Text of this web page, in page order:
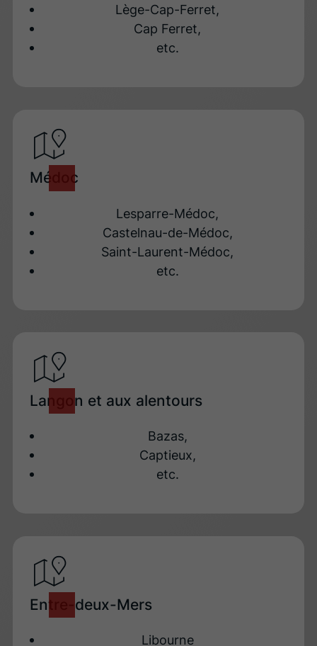
Lège-Cap-Ferret,
Cap Ferret,
etc.
Médoc
Lesparre-Médoc,
Castelnau-de-Médoc,
Saint-Laurent-Médoc,
etc.
Langon et aux alentours
Bazas,
Captieux,
etc.
Entre-deux-Mers
Libourne